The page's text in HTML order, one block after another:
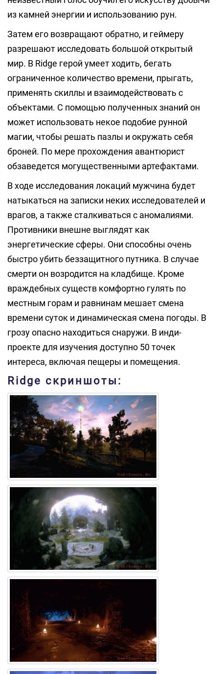
из камней энергии и использованию рун.
Затем его возвращают обратно, и геймеру
разрешают исследовать большой открытый
мир. В Ridge герой умеет ходить, бегать
ограниченное количество времени, прыгать,
применять скиллы и взаимодействовать с
объектами. С помощью полученных знаний он
может использовать некое подобие рунной
магии, чтобы решать пазлы и окружать себя
броней. По мере прохождения авантюрист
обзаведется могущественными артефактами.
В ходе исследования локаций мужчина будет
натыкаться на записки неких исследователей и
врагов, а также сталкиваться с аномалиями.
Противники внешне выглядят как
энергетические сферы. Они способны очень
быстро убить беззащитного путника. В случае
смерти он возродится на кладбище. Кроме
враждебных существ комфортно гулять по
местным горам и равнинам мешает смена
времени суток и динамическая смена погоды. В
грозу опасно находиться снаружи. В инди-
проекте для изучения доступно 50 точек
интереса, включая пещеры и помещения.
Ridge скриншоты: